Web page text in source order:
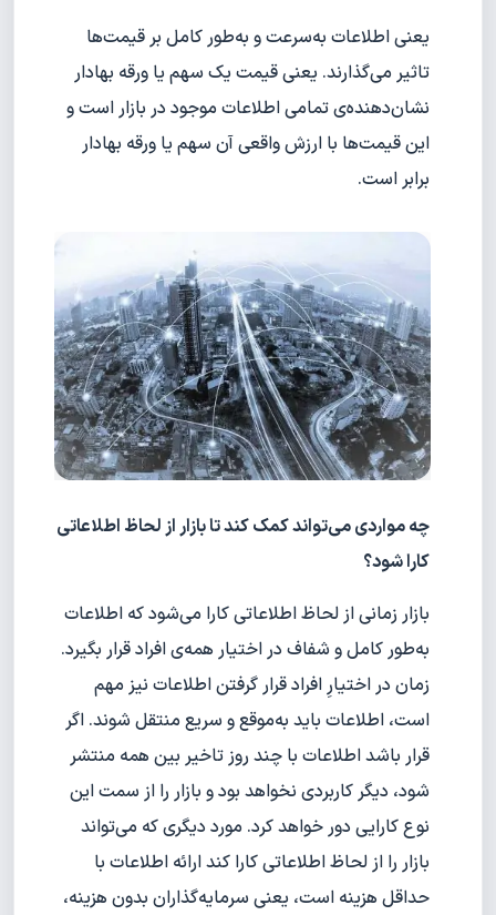
یعنی اطلاعات به‌سرعت و به‌طور کامل بر قیمت‌ها
تاثیر می‌گذارند. یعنی قیمت یک سهم یا ورقه بهادار
نشان‌دهنده‌ی تمامی اطلاعات موجود در بازار است و
این قیمت‌ها با ارزش واقعی آن سهم یا ورقه بهادار
برابر است.
چه مواردی می‌تواند کمک کند تا بازار از لحاظ اطلاعاتی
کارا شود؟
بازار زمانی از لحاظ اطلاعاتی کارا می‌شود که اطلاعات
به‌طور کامل و شفاف در اختیار همه‌ی افراد قرار بگیرد.
زمان در اختیارِ افراد قرار گرفتن اطلاعات نیز مهم
است، اطلاعات باید به‌موقع و سریع منتقل شوند. اگر
قرار باشد اطلاعات با چند روز تاخیر بین همه منتشر
شود، دیگر کاربردی نخواهد بود و بازار را از سمت این
نوع کارایی دور خواهد کرد. مورد دیگری که می‌تواند
بازار را از لحاظ اطلاعاتی کارا کند ارائه اطلاعات با
حداقل هزینه است، یعنی سرمایه‌گذاران بدون هزینه،